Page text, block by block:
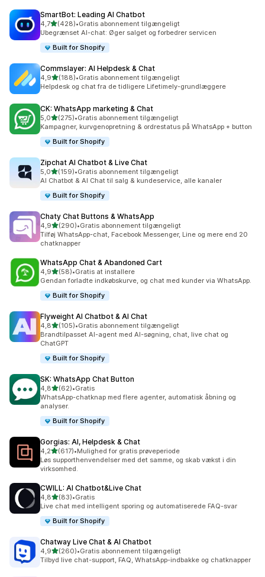
SmartBot: Leading AI Chatbot
4,7ud af 5 stjerner
(428)
428 anmeldelser i alt
•Gratis abonnement tilgængeligt
Ubegrænset AI-chat: Øger salget og forbedrer servicen
Built for Shopify
Commslayer: AI Helpdesk & Chat
4,9ud af 5 stjerner
(188)
188 anmeldelser i alt
•Gratis abonnement tilgængeligt
Helpdesk og chat fra de tidligere Lifetimely-grundlæggere
CK: WhatsApp marketing & Chat
5,0ud af 5 stjerner
(275)
275 anmeldelser i alt
•Gratis abonnement tilgængeligt
Kampagner, kurvgenopretning & ordrestatus på WhatsApp + button
Built for Shopify
Zipchat AI Chatbot & Live Chat
5,0ud af 5 stjerner
(159)
159 anmeldelser i alt
•Gratis abonnement tilgængeligt
AI Chatbot & AI Chat til salg & kundeservice, alle kanaler
Built for Shopify
Chaty Chat Buttons & WhatsApp
4,9ud af 5 stjerner
(290)
290 anmeldelser i alt
•Gratis abonnement tilgængeligt
Tilføj WhatsApp-chat, Facebook Messenger, Line og mere end 20
chatknapper
WhatsApp Chat & Abandoned Cart
4,9ud af 5 stjerner
(58)
58 anmeldelser i alt
•Gratis at installere
Gendan forladte indkøbskurve, og chat med kunder via WhatsApp.
Built for Shopify
Flyweight AI Chatbot & AI Chat
4,8ud af 5 stjerner
(105)
105 anmeldelser i alt
•Gratis abonnement tilgængeligt
Brandtilpasset AI-agent med AI-søgning, chat, live chat og
ChatGPT
Built for Shopify
SK: WhatsApp Chat Button
4,8ud af 5 stjerner
(62)
62 anmeldelser i alt
•Gratis
WhatsApp-chatknap med flere agenter, automatisk åbning og
analyser.
Built for Shopify
Gorgias: AI, Helpdesk & Chat
4,2ud af 5 stjerner
(617)
617 anmeldelser i alt
•Mulighed for gratis prøveperiode
Løs supporthenvendelser med det samme, og skab vækst i din
virksomhed.
CWILL: AI Chatbot&Live Chat
4,8ud af 5 stjerner
(83)
83 anmeldelser i alt
•Gratis
Live chat med intelligent sporing og automatiserede FAQ-svar
Built for Shopify
Chatway Live Chat & AI Chatbot
4,9ud af 5 stjerner
(260)
260 anmeldelser i alt
•Gratis abonnement tilgængeligt
Tilbyd live chat-support, FAQ, WhatsApp-indbakke og chatknapper